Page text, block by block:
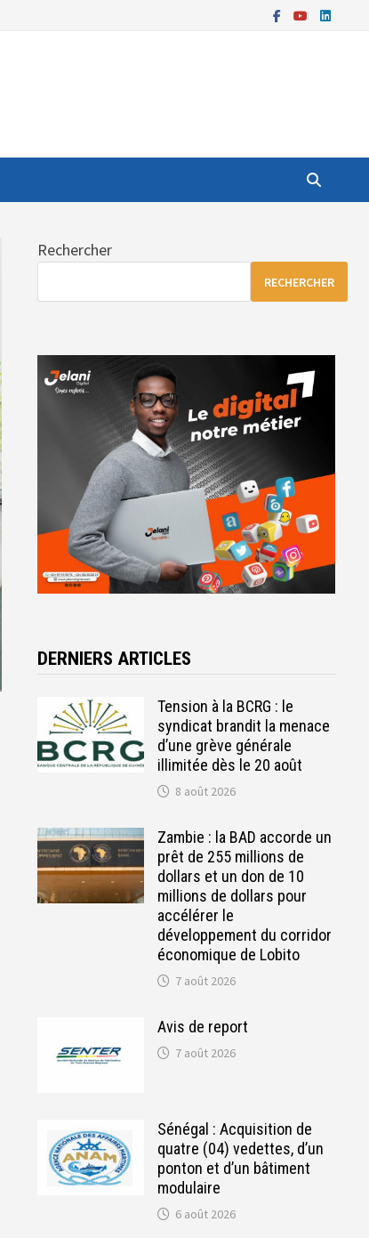
Rechercher
RECHERCHER
DERNIERS ARTICLES
Tension à la BCRG : le
syndicat brandit la menace
d’une grève générale
illimitée dès le 20 août
8 août 2026
Zambie : la BAD accorde un
prêt de 255 millions de
dollars et un don de 10
millions de dollars pour
accélérer le
développement du corridor
économique de Lobito
7 août 2026
Avis de report
7 août 2026
Sénégal : Acquisition de
quatre (04) vedettes, d’un
ponton et d’un bâtiment
modulaire
6 août 2026